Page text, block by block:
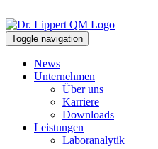
Toggle navigation
News
Unternehmen
Über uns
Karriere
Downloads
Leistungen
Laboranalytik